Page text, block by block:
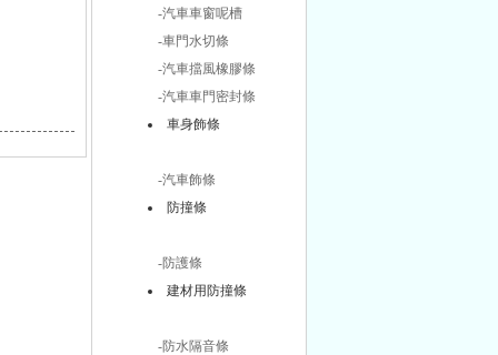
-汽車車窗呢槽
-車門水切條
-汽車擋風橡膠條
-汽車車門密封條
車身飾條
-汽車飾條
防撞條
-防護條
建材用防撞條
-防水隔音條